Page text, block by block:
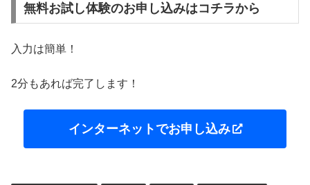
無料お試し体験のお申し込みはコチラから
入力は簡単！
2分もあれば完了します！
インターネットでお申し込み